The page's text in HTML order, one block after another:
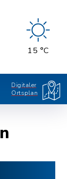
15 °C
Digitaler
Ortsplan